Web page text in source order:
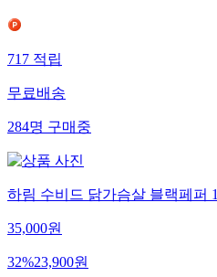
717적립
무료배송
284명구매중
하림 수비드 닭가슴살 블랙페퍼
35,000원
32%23,900원